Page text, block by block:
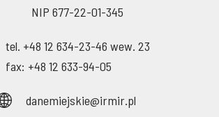
NIP 677-22-01-345
tel. +48 12 634-23-46 wew. 23
fax: +48 12 633-94-05
danemiejskie@irmir.pl